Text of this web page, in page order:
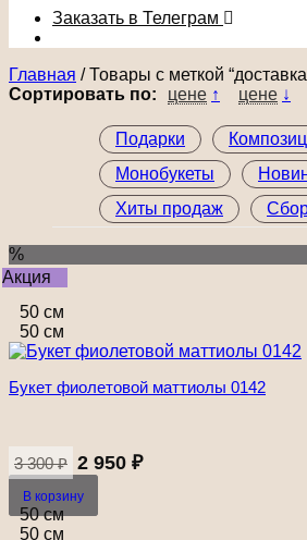
Заказать в Телеграм
Главная /Товары с меткой
Сортировать по:
цене ↑ цене ↓
Подарки
Монобукеты
Хиты продаж
%
Акция
50 см
50 см
Букет фиолетовой маттиолы 0142
3 300₽ цена
составляла
3
300 ₽.
2 950 ₽цена:
В корзину
50 см
50 см